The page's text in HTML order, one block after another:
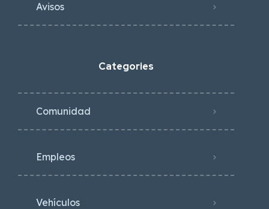
Avisos
Categories
Comunidad
Empleos
Vehículos